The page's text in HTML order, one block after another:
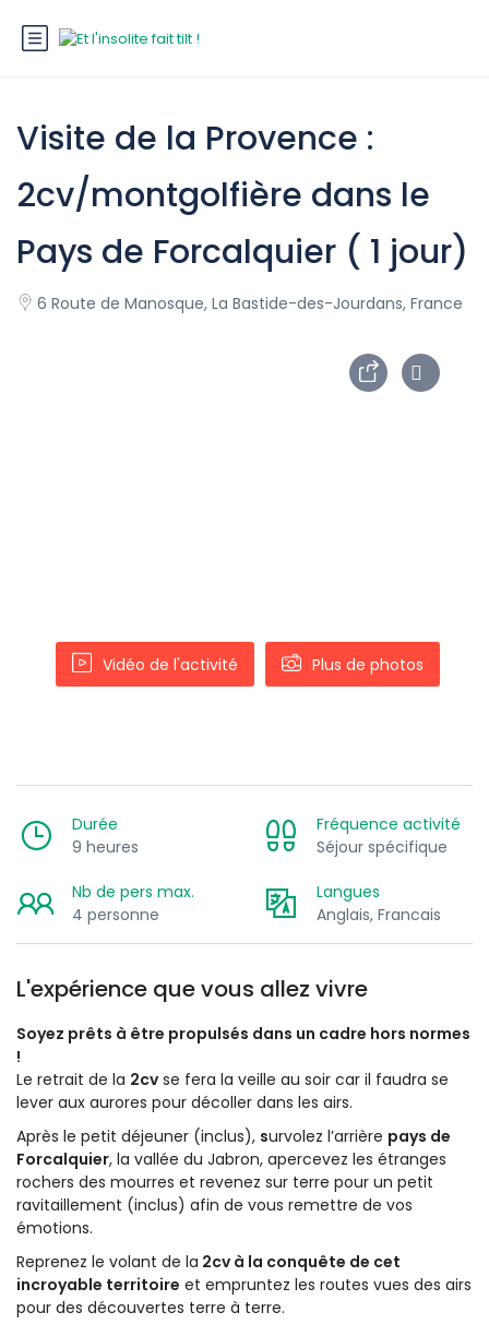
Visite de la Provence :
2cv/montgolfière dans le
Pays de Forcalquier ( 1 jour)
6 Route de Manosque, La Bastide-des-Jourdans, France
Vidéo de l'activité Plus de photos
Durée
9 heures
Fréquence activité
Séjour spécifique
Nb de pers max.
4 personne
Langues
Anglais, Francais
L'expérience que vous allez vivre
Soyez prêts à être propulsés dans un cadre hors normes
!
Le retrait de la 2cv se fera la veille au soir car il faudra se
lever aux aurores pour décoller dans les airs.
Après le petit déjeuner (inclus), survolez l’arrière pays de
Forcalquier, la vallée du Jabron, apercevez les étranges
rochers des mourres et revenez sur terre pour un petit
ravitaillement (inclus) afin de vous remettre de vos
émotions.
Reprenez le volant de la 2cv à la conquête de cet
incroyable territoire et empruntez les routes vues des airs
pour des découvertes terre à terre.